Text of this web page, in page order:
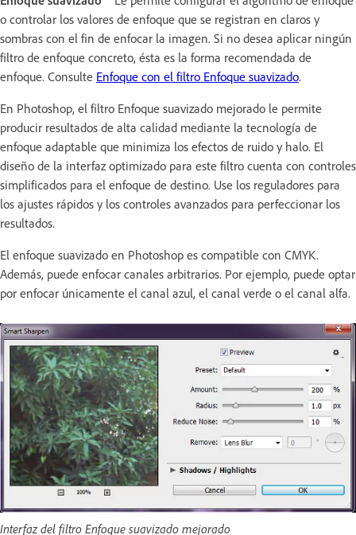
o controlar los valores de enfoque que se registran en claros y
sombras con el fin de enfocar la imagen. Si no desea aplicar ningún
filtro de enfoque concreto, ésta es la forma recomendada de
enfoque. Consulte Enfoque con el filtro Enfoque suavizado.
En Photoshop, el filtro Enfoque suavizado mejorado le permite
producir resultados de alta calidad mediante la tecnología de
enfoque adaptable que minimiza los efectos de ruido y halo. El
diseño de la interfaz optimizado para este filtro cuenta con controles
simplificados para el enfoque de destino. Use los reguladores para
los ajustes rápidos y los controles avanzados para perfeccionar los
resultados.
El enfoque suavizado en Photoshop es compatible con CMYK.
Además, puede enfocar canales arbitrarios. Por ejemplo, puede optar
por enfocar únicamente el canal azul, el canal verde o el canal alfa.
Interfaz del filtro Enfoque suavizado mejorado